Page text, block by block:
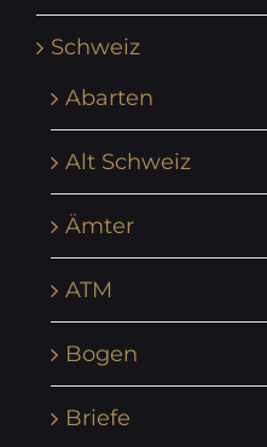
Schweiz
Abarten
Alt Schweiz
Ämter
ATM
Bogen
Briefe